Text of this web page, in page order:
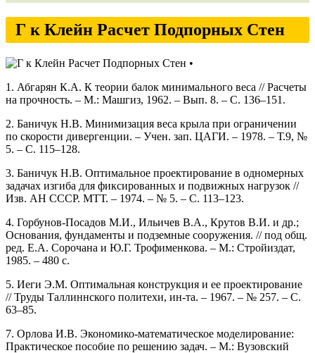
Г к Клейн Расчет Подпорных Стен
1. Абгарян К.А. К теории балок минимального веса // Расчеты
на прочность. – М.: Машгиз, 1962. – Вып. 8. – С. 136–151.
2. Баничук Н.В. Минимизация веса крыла при ограничении
по скорости дивергенции. – Учен. зап. ЦАГИ. – 1978. – Т.9, №
5. – С. 115–128.
3. Баничук Н.В. Оптимальное проектирование в одномерных
задачах изгиба для фиксированных и подвижных нагрузок //
Изв. АН СССР. МТТ. – 1974. – № 5. – С. 113–123.
4. Горбунов-Посадов М.И., Ильичев В.А., Крутов В.И. и др.;
Основания, фундаменты и подземные сооружения. // под общ.
ред. Е.А. Сорочана и Ю.Г. Трофименкова. – М.: Стройиздат,
1985. – 480 с.
5. Иеги Э.М. Оптимальная конструкция и ее проектирование
// Труды Таллиннского политехи, ин-та. – 1967. – № 257. – С.
63–85.
7. Орлова И.В. Экономико-математическое моделирование:
Практическое пособие по решению задач. – М.: Вузовский